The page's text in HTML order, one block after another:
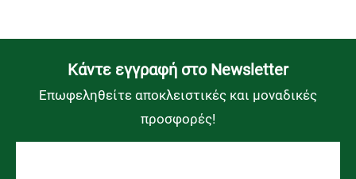
Kάντε εγγραφή στο Newsletter
Επωφεληθείτε αποκλειστικές και μοναδικές
προσφορές!